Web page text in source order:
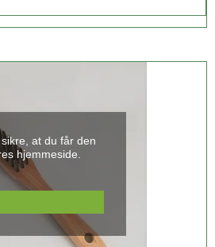
at du får den
hjemmeside.